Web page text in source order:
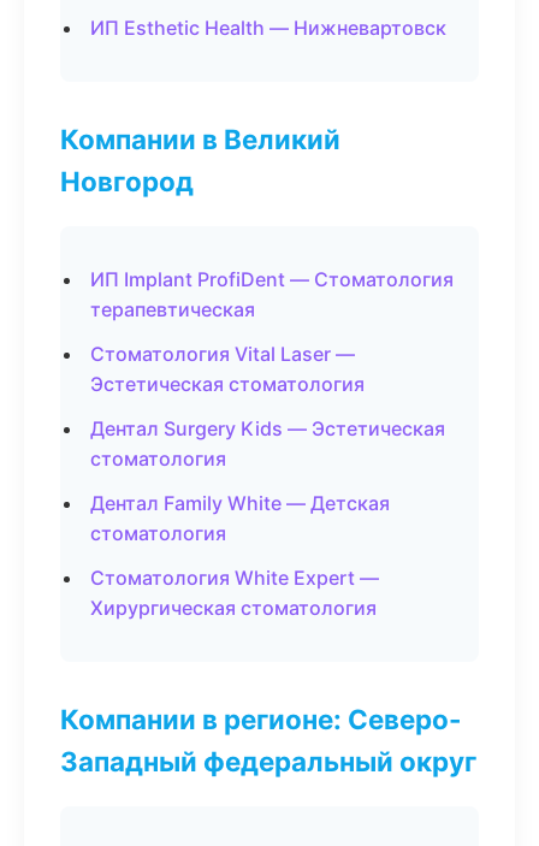
ИП Esthetic Health — Нижневартовск
Компании в Великий
Новгород
ИП Implant ProfiDent — Стоматология
терапевтическая
Стоматология Vital Laser —
Эстетическая стоматология
Дентал Surgery Kids — Эстетическая
стоматология
Дентал Family White — Детская
стоматология
Стоматология White Expert —
Хирургическая стоматология
Компании в регионе: Северо-
Западный федеральный округ